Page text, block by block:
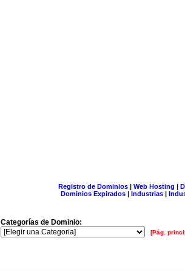
Registro de Dominios| Web Hosting |
Dominios Expirados | Industrias |
Categorías de Dominio:
[Pág.